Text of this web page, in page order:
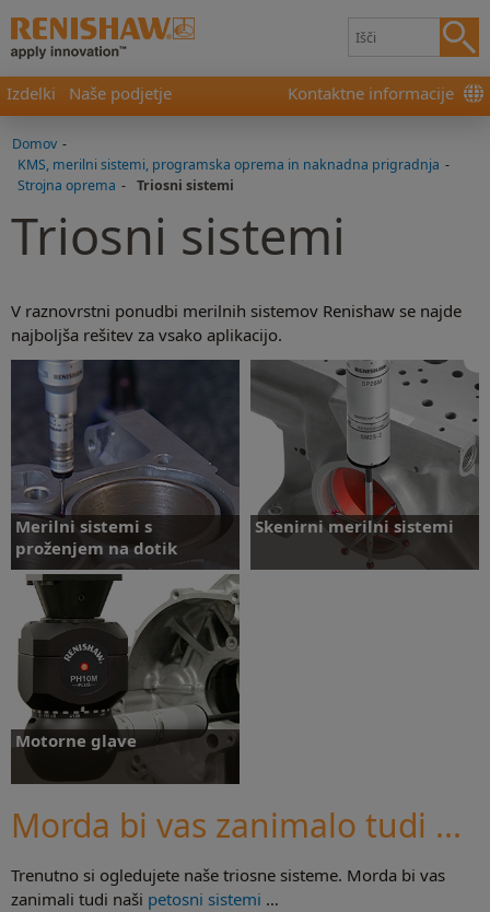
Izdelki Naše podjetje Kontaktne informacije
Domov -
KMS, merilni sistemi, programska oprema in naknadna prigradnja -
Strojna oprema - Triosni sistemi
Triosni sistemi
V raznovrstni ponudbi merilnih sistemov Renishaw se najde
najboljša rešitev za vsako aplikacijo.
Merilni sistemi s
proženjem na dotik
Merilni sistemi s proženjem
na dotik
Skenirni merilni sistemi
Motorne glave
Morda bi vas zanimalo tudi ...
Trenutno si ogledujete naše triosne sisteme. Morda bi vas
zanimali tudi naši petosni sistemi …